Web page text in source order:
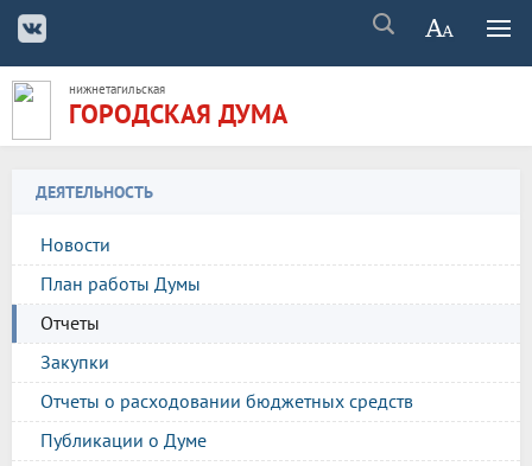
нижнетагильская
ГОРОДСКАЯ ДУМА
ДЕЯТЕЛЬНОСТЬ
Новости
План работы Думы
Отчеты
Закупки
Отчеты о расходовании бюджетных средств
Публикации о Думе